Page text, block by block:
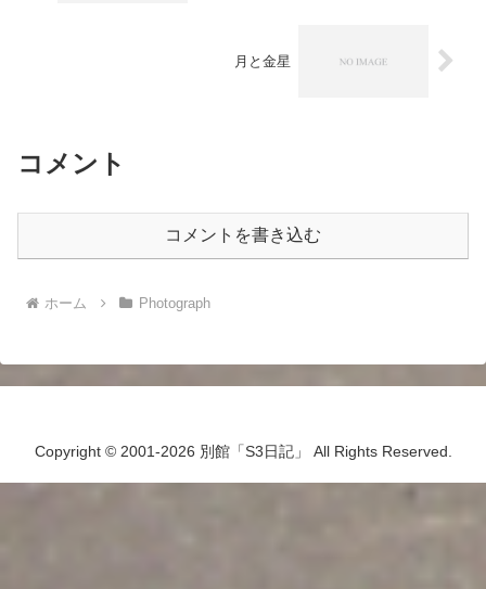
月と金星
コメント
コメントを書き込む
ホーム Photograph
Copyright © 2001-2026 別館「S3日記」 All Rights Reserved.